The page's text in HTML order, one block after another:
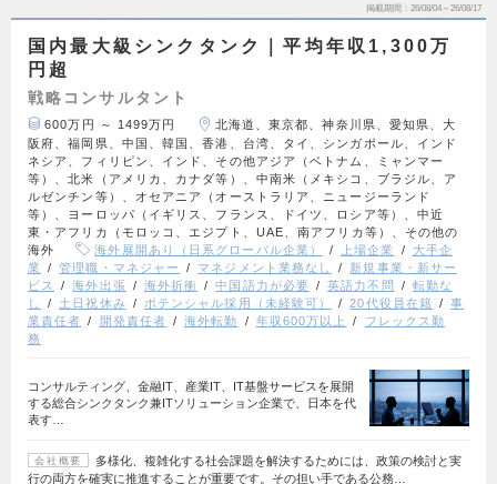
掲載期間 26/08/04～26/08/17
国内最大級シンクタンク｜平均年収1,300万
円超
戦略コンサルタント
600万円 ～ 1499万円
北海道、東京都、神奈川県、愛知県、大
阪府、福岡県、中国、韓国、香港、台湾、タイ、シンガポール、インド
ネシア、フィリピン、インド、その他アジア（ベトナム、ミャンマー
等）、北米（アメリカ、カナダ等）、中南米（メキシコ、ブラジル、ア
ルゼンチン等）、オセアニア（オーストラリア、ニュージーランド
等）、ヨーロッパ（イギリス、フランス、ドイツ、ロシア等）、中近
東・アフリカ（モロッコ、エジプト、UAE、南アフリカ等）、その他の
海外
海外展開あり（日系グローバル企業） 上場企業
大手企
業
管理職・マネジャー マネジメント業務なし
新規事業・新サー
ビス
海外出張 海外折衝 中国語力が必要 英語力不問
転勤な
し
土日祝休み ポテンシャル採用（未経験可） 20代役員在籍
事
業責任者
開発責任者 海外転勤 年収600万以上
フレックス勤
務
コンサルティング、金融IT、産業IT、IT基盤サービスを展開
する総合シンクタンク兼ITソリューション企業で、日本を代
表す…
会社概要
多様化、複雑化する社会課題を解決するためには、政策の検討と実
行の両方を確実に推進することが重要です。その担い手である公務…